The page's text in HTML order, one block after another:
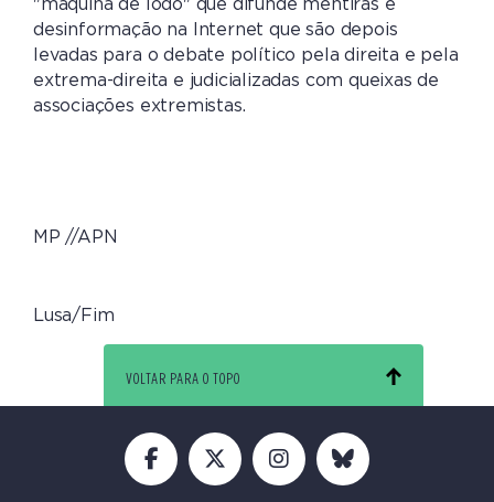
"máquina de lodo" que difunde mentiras e
desinformação na Internet que são depois
levadas para o debate político pela direita e pela
extrema-direita e judicializadas com queixas de
associações extremistas.
MP //APN
Lusa/Fim
VOLTAR PARA O TOPO